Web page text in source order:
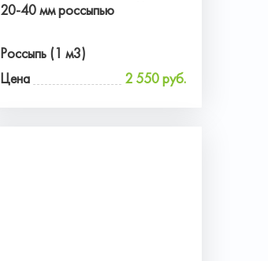
20-40 мм россыпью
Россыпь (1 м3)
Цена
2 550 руб.